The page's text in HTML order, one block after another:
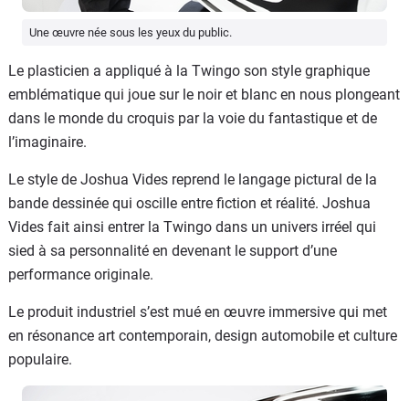
Une œuvre née sous les yeux du public.
Le plasticien a appliqué à la Twingo son style graphique
emblématique qui joue sur le noir et blanc en nous plongeant
dans le monde du croquis par la voie du fantastique et de
l’imaginaire.
Le style de Joshua Vides reprend le langage pictural de la
bande dessinée qui oscille entre fiction et réalité. Joshua
Vides fait ainsi entrer la Twingo dans un univers irréel qui
sied à sa personnalité en devenant le support d’une
performance originale.
Le produit industriel s’est mué en œuvre immersive qui met
en résonance art contemporain, design automobile et culture
populaire.